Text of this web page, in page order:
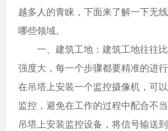
越多人的青睐，下面来了解一下无
哪些领域。
一、建筑工地：建筑工地往往比
强度大，每一个步骤都要精准的进
在吊塔上安装一个监控摄像机，可
监控，避免在工作的过程中配合不
吊塔上安装监控设备，将信号输送